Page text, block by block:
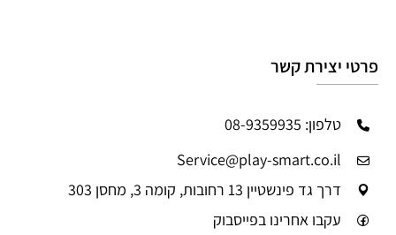
פרטי יצירת קשר
טלפון: 08-9359935
Service@play-smart.co.il
דרך גד פינשטיין 13 רחובות, קומה 3, מחסן 303
עקבו אחרינו בפייסבוק